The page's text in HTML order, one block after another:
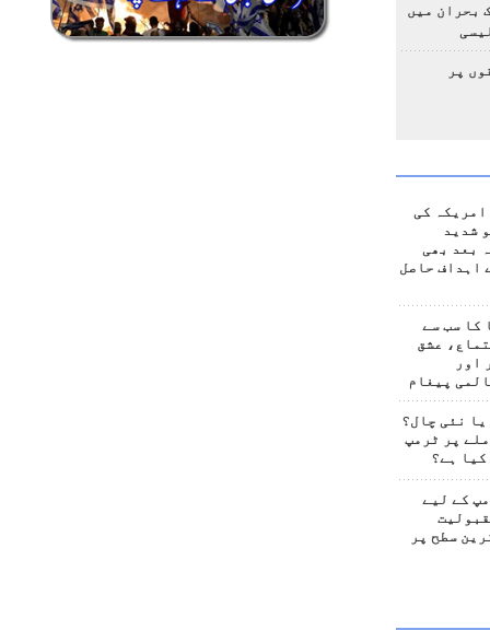
بحران میں
پر
امریکہ کی
شدید
بعد بھی
اہداف حاصل
کا سب سے
عشق
اور
پیغام
نئی چال؟
پر ٹرمپ
کیا ہے؟
کے لیے
سطح پر